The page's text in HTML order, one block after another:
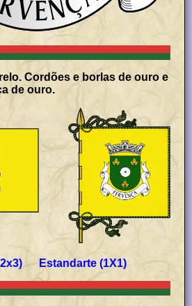
Cordões e borlas de ouro e
de ouro.
Estandarte (1X1)